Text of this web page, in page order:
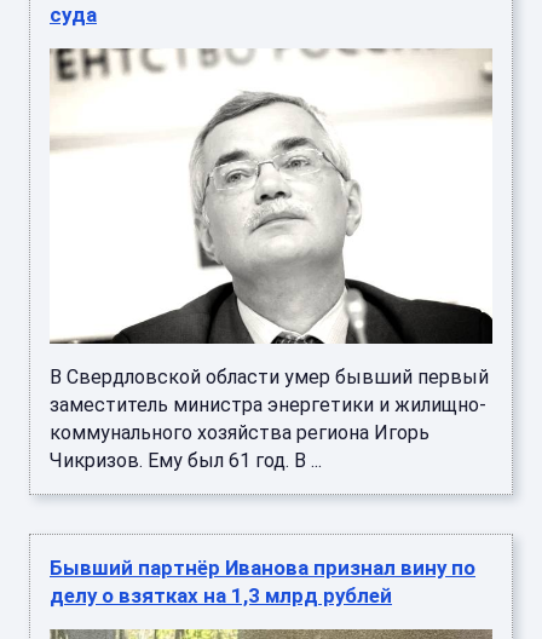
суда
В Свердловской области умер бывший первый
заместитель министра энергетики и жилищно-
коммунального хозяйства региона Игорь
Чикризов. Ему был 61 год. В ...
Бывший партнёр Иванова признал вину по
делу о взятках на 1,3 млрд рублей